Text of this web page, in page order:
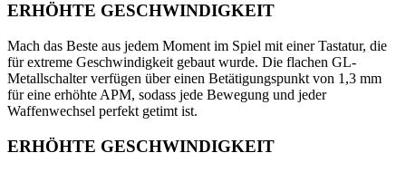
ERHÖHTE GESCHWINDIGKEIT
Mach das Beste aus jedem Moment im Spiel mit einer Tastatur, die
für extreme Geschwindigkeit gebaut wurde. Die flachen GL-
Metallschalter verfügen über einen Betätigungspunkt von 1,3 mm
für eine erhöhte APM, sodass jede Bewegung und jeder
Waffenwechsel perfekt getimt ist.
ERHÖHTE GESCHWINDIGKEIT